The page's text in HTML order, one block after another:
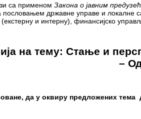
са применом Закона о јавним
пословањем државне управе и локалне
и интерну), финансијско
на тему: Стање и
–
да у оквиру предложених